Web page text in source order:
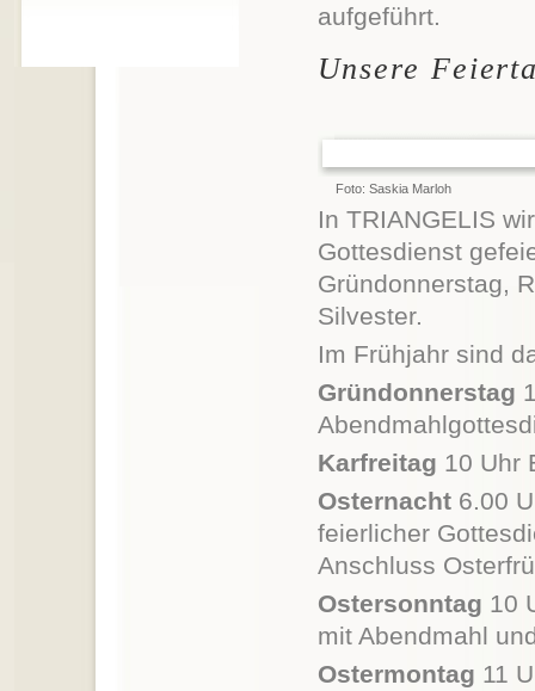
aufgeführt.
Unsere
Foto: Saskia Marloh
In TRIANGELIS
Gottesdienst
Gründonnerstag,
Silvester.
Im Frühjahr sind
Gründonnerstag
Karfreitag 10 Uhr
Osternacht6.00
feierlicher
Anschluss
Ostersonntag 10
mit Abendmahl
Ostermontag 11